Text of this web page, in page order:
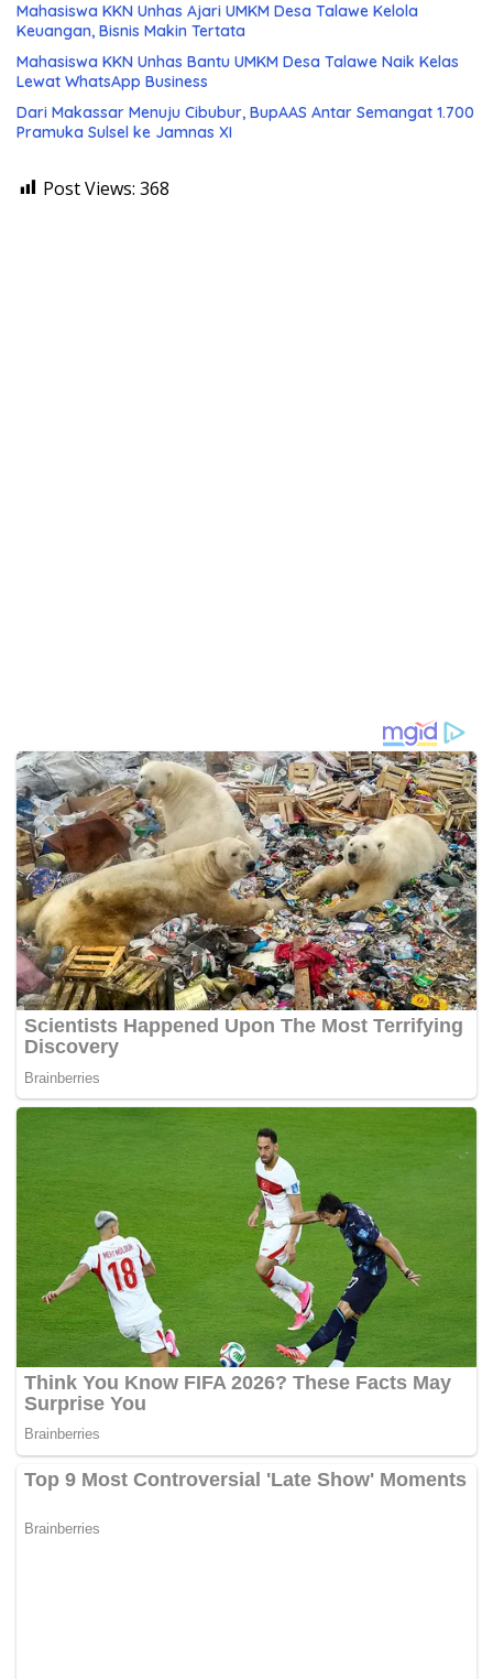
Mahasiswa KKN Unhas Ajari UMKM Desa Talawe Kelola
Keuangan, Bisnis Makin Tertata
Mahasiswa KKN Unhas Bantu UMKM Desa Talawe Naik Kelas
Lewat WhatsApp Business
Dari Makassar Menuju Cibubur, BupAAS Antar Semangat 1.700
Pramuka Sulsel ke Jamnas XI
Post Views: 368